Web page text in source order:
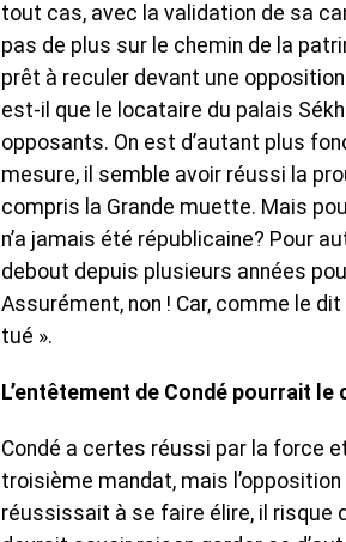
tout cas, avec la validation de sa
pas de plus sur le chemin de la
prêt à reculer devant une
est-il que le locataire du palais
opposants. On est d’autant plus
mesure, il semble avoir réussi la
compris la Grande muette. Mais
n’a jamais été républicaine? Pour
debout depuis plusieurs années
Assurément, non ! Car, comme le dit
tué ».
L’entêtement de Condé pourrait le
Condé a certes réussi par la force
troisième mandat, mais l’opposition
réussissait à se faire élire, il risque